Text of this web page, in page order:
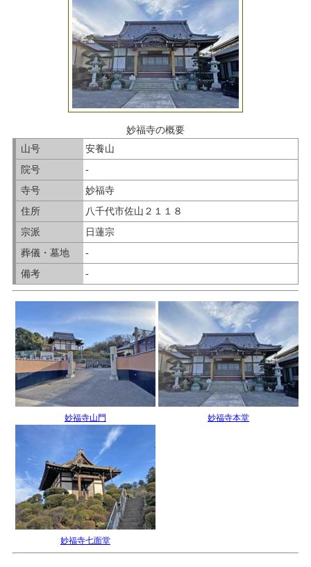
妙福寺の概要
山号
安養山
院号
-
寺号
妙福寺
住所
八千代市佐山２１１８
宗派
日蓮宗
葬儀・墓地
-
備考
-
妙福寺山門 妙福寺本堂
妙福寺七面堂